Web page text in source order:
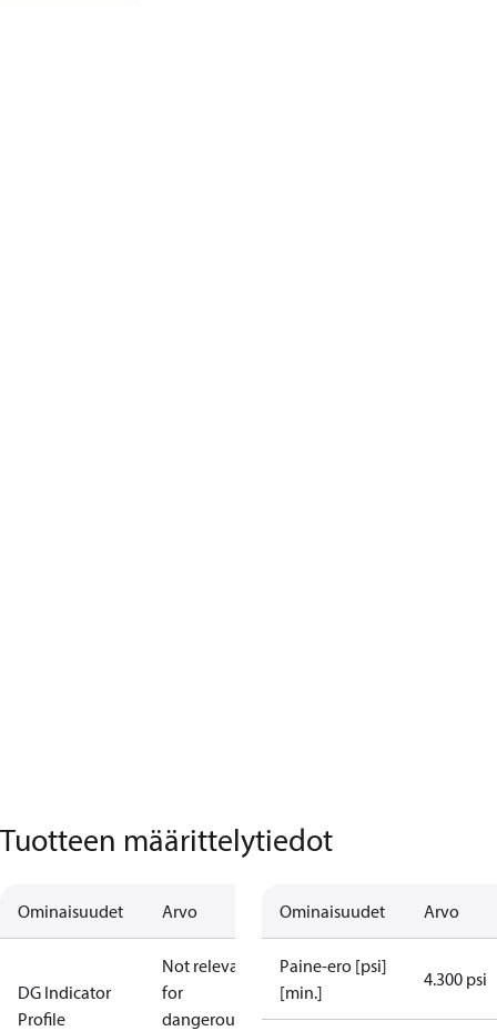
Tuotteen määrittelytiedot
Ominaisuudet Arvo
DG Indicator
Profile
Not relevant
for
dangerous
Ominaisuudet Arvo
Paine-ero [psi]
[min.]
4.300 psi